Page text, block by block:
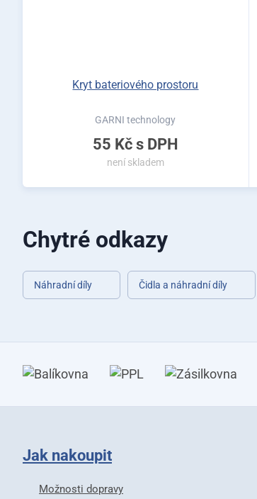
Kryt bateriového prostoru
GARNI technology
55 Kč s DPH
není skladem
Chytré odkazy
Náhradní díly Čidla a náhradní díly
Jak nakoupit
Možnosti dopravy